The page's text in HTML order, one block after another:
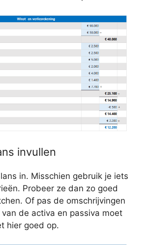
invullen
in. Misschien gebruik je iets
Probeer ze dan zo goed
Of pas de omschrijvingen
de activa en passiva moet
hier goed op.